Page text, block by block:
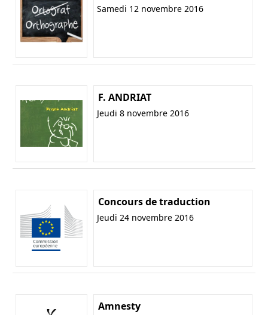
Samedi 12 novembre 2016
F. ANDRIAT
Jeudi 8 novembre 2016
Concours de traduction
Jeudi 24 novembre 2016
Amnesty